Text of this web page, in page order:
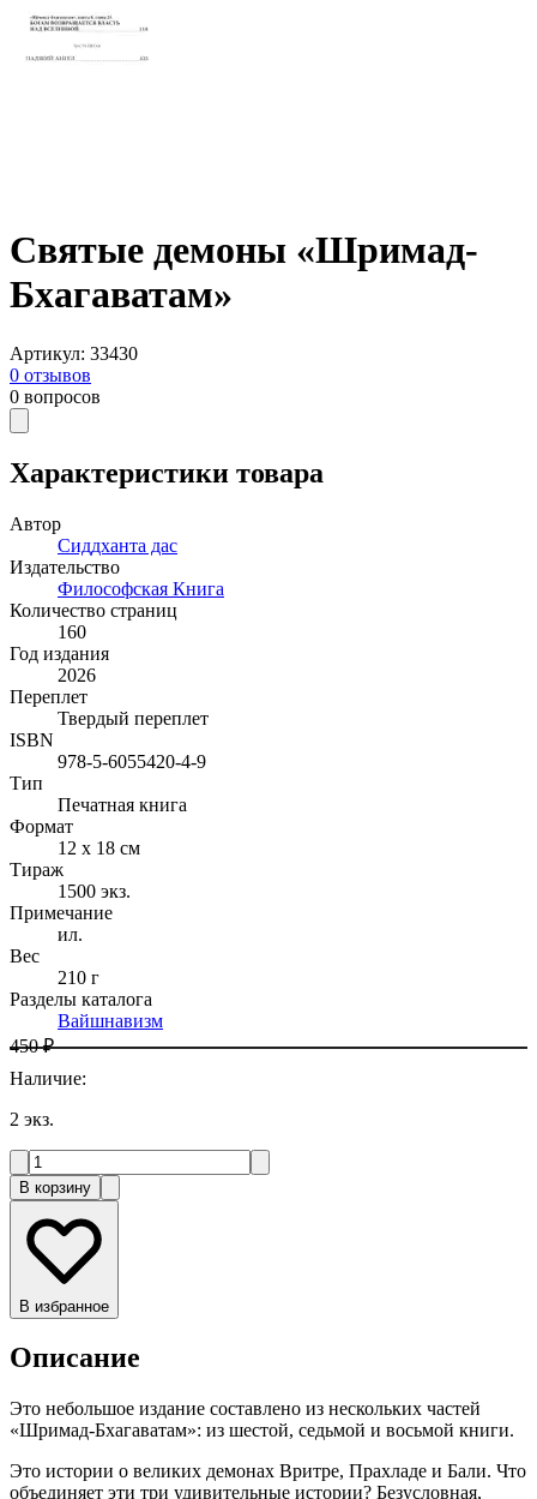
Святые демоны «Шримад-
Бхагаватам»
Артикул: 33430
0 отзывов
0 вопросов
Характеристики товара
Автор
Сиддханта дас
Издательство
Философская Книга
Количество страниц
160
Год издания
2026
Переплет
Твердый переплет
ISBN
978-5-6055420-4-9
Тип
Печатная книга
Формат
12 x 18 см
Тираж
1500 экз.
Примечание
ил.
Вес
210 г
Разделы каталога
Вайшнавизм
450 ₽
Наличие:
2 экз.
В корзину
В избранное
Описание
Это небольшое издание составлено из нескольких частей
«Шримад-Бхагаватам»: из шестой, седьмой и восьмой книги.
Это истории о великих демонах Вритре, Прахладе и Бали. Что
объединяет эти три удивительные истории? Безусловная,